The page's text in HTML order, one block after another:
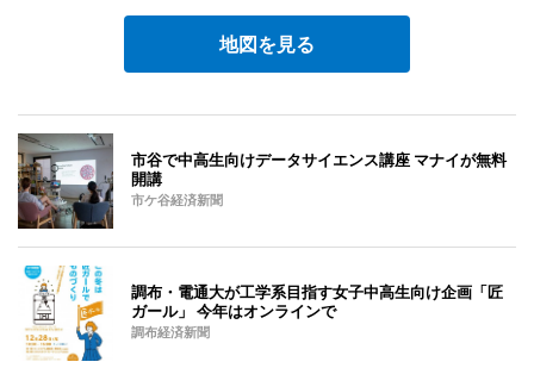
地図を見る
市谷で中高生向けデータサイエンス講座 マナイが無料
開講
市ケ谷経済新聞
調布・電通大が工学系目指す女子中高生向け企画「匠
ガール」 今年はオンラインで
調布経済新聞